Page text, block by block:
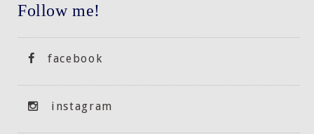
Follow me!
facebook
instagram